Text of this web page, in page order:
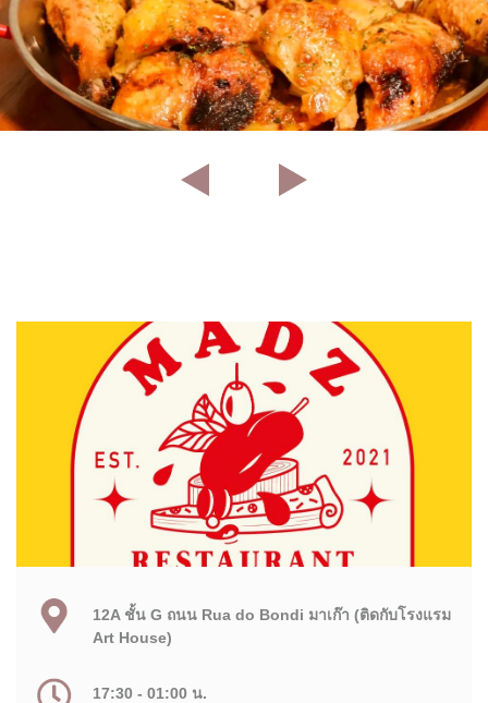
12A ชั้น G ถนน Rua do Bondi มาเก๊า (ติดกับโรงแรม
Art House)
17:30 - 01:00 น.